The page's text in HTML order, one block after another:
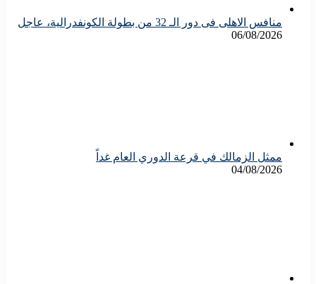
منافس الاهلى فى دور الـ 32 من بطولة الكونفدرالية، عاجل
06/08/2026
ممثل الزمالك في قرعة الدوري العام غداً
04/08/2026